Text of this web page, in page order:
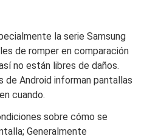
la serie Samsung
de romper en comparación
no están libres de daños.
de Android informan pantallas
cuando.
sobre cómo se
Generalmente